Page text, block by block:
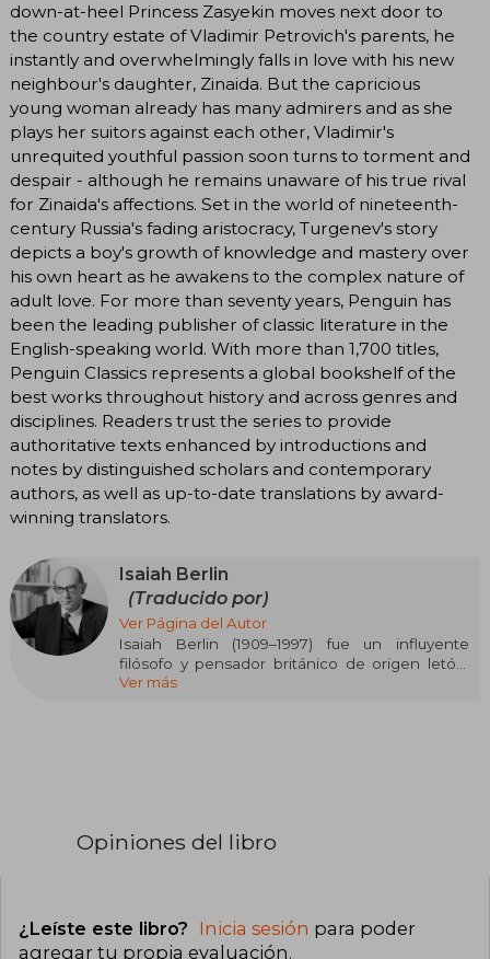
down-at-heel Princess Zasyekin moves next door to
the country estate of Vladimir Petrovich's parents, he
instantly and overwhelmingly falls in love with his new
neighbour's daughter, Zinaida. But the capricious
young woman already has many admirers and as she
plays her suitors against each other, Vladimir's
unrequited youthful passion soon turns to torment and
despair - although he remains unaware of his true rival
for Zinaida's affections. Set in the world of nineteenth-
century Russia's fading aristocracy, Turgenev's story
depicts a boy's growth of knowledge and mastery over
his own heart as he awakens to the complex nature of
adult love. For more than seventy years, Penguin has
been the leading publisher of classic literature in the
English-speaking world. With more than 1,700 titles,
Penguin Classics represents a global bookshelf of the
best works throughout history and across genres and
disciplines. Readers trust the series to provide
authoritative texts enhanced by introductions and
notes by distinguished scholars and contemporary
authors, as well as up-to-date translations by award-
winning translators.
Isaiah Berlin
(Traducido por)
Ver Página del Autor
Isaiah Berlin (1909–1997) fue un influyente
filósofo y pensador británico de origen letón,
reconocido por sus aportes a la teoría política y
presidente de la Academia Británica de 1974 a
Su ensayo más conocido, El erizo y el zorro
(1953), interpreta la visión de la historia de León
Ver más
Opiniones del libro
¿Leíste este libro? Inicia sesión para poder
agregar tu propia evaluación.